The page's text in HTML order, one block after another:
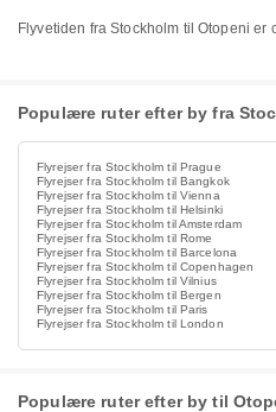
Flyvetiden fra Stockholm til Otopeni er
Populære ruter efter by fra
Flyrejser fra Stockholm til Prague
Flyrejser fra Stockholm til Bangkok
Flyrejser fra Stockholm til Vienna
Flyrejser fra Stockholm til Helsinki
Flyrejser fra Stockholm til Amsterdam
Flyrejser fra Stockholm til Rome
Flyrejser fra Stockholm til Barcelona
Flyrejser fra Stockholm til Copenhagen
Flyrejser fra Stockholm til Vilnius
Flyrejser fra Stockholm til Bergen
Flyrejser fra Stockholm til Paris
Flyrejser fra Stockholm til London
Populære ruter efter by til